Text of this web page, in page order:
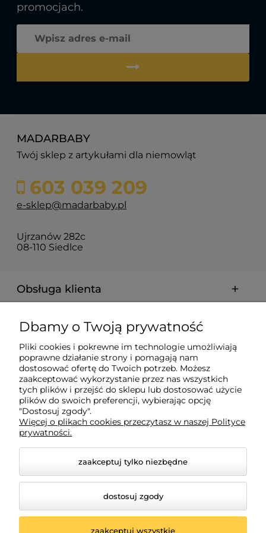
promocjach.
MADARBABY
Twój sklep z artykułami dla niemowląt
603 039 209
e-sklep@madarbaby.pl
Ujrzanów 282c
08-110 Siedlce
Obsługa klienta
Pomoc
Płatności i dostawa
Informacje
O nas
Dbamy o Twoją prywatność
Pliki cookies i pokrewne im technologie umożliwiają
poprawne działanie strony i pomagają nam
dostosować ofertę do Twoich potrzeb. Możesz
zaakceptować wykorzystanie przez nas wszystkich
tych plików i przejść do sklepu lub dostosować użycie
plików do swoich preferencji, wybierając opcję
"Dostosuj zgody".
Więcej o plikach cookies przeczytasz w naszej Polityce
prywatności.
zaakceptuj tylko niezbędne
dostosuj zgody
zaakceptuj wszystkie